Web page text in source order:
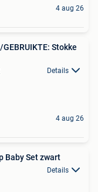
4 aug 26
Stokke
Details
4 aug 26
Baby Set zwart
Details